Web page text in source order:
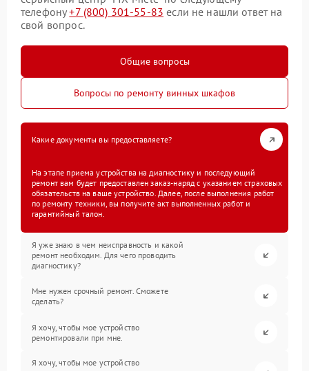
телефону+7 (800) 301-55-83 если не нашли ответ на
свой вопрос.
Общие вопросы
Вопросы по ремонту винных шкафов
Какие документы вы предоставляете?
На этапе приема устройства на диагностику и последующий
ремонт вам будет предоставлен заказ-наряд с указанием страховых
обязательств на ваше устройство. Далее, после выполнения работ
по ремонту техники, вы получите акт выполненных работ и
гарантийный талон.
Я уже знаю в чем неисправность и какой
ремонт необходим. Для чего проводить
диагностику?
Мне нужен срочный ремонт. Сможете
сделать?
Я хочу, чтобы мое устройство
ремонтировали при мне.
Я хочу, чтобы мое устройство